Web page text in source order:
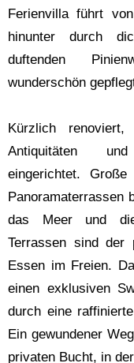
Ferienvilla führt
hinunter durch
duftenden
wunderschön
Kürzlich
Antiquitäten
eingerichtet.
Panoramaterrassen
das Meer und
Terrassen sind der
Essen im Freien.
einen exklusiven
durch eine
Ein gewundener
privaten Bucht, in